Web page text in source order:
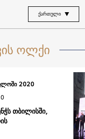
ᲥᲐᲠᲗᲣᲚᲘ
ოლქი
თბილისში,
2020